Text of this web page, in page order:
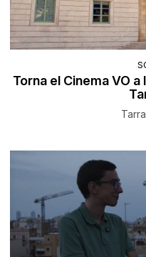
Torna el Cinema VO